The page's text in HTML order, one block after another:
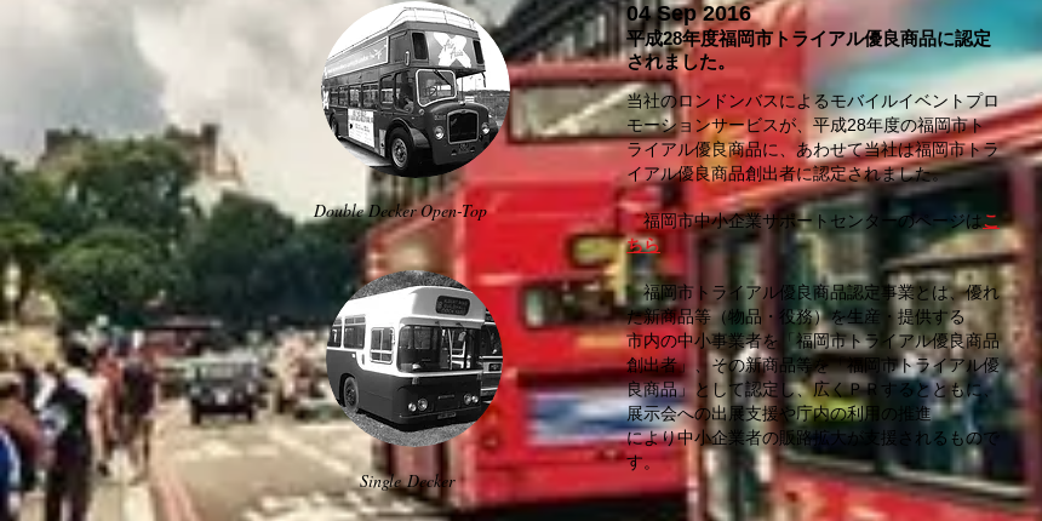
Double Decker Open-Top
Single Decker
04 Sep 2016
平成28年度福岡市トライアル優良商品に認定
されました。
当社のロンドンバスによるモバイルイベントプロ
モーションサービスが、平成28年度の福岡市ト
ライアル優良商品に、あわせて当社は福岡市トラ
イアル優良商品創出者に認定されました。
福岡市中小企業サポートセンターのページはこ
ちら
福岡市トライアル優良商品認定事業とは、優れ
た新商品等（物品・役務）を生産・提供する
市内の中小事業者を「福岡市トライアル優良商品
創出者」、その新商品等を「福岡市トライアル優
良商品」として認定し、広くＰＲするとともに、
展示会への出展支援や庁内の利用の推進
により中小企業者の販路拡大が支援されるもので
す。